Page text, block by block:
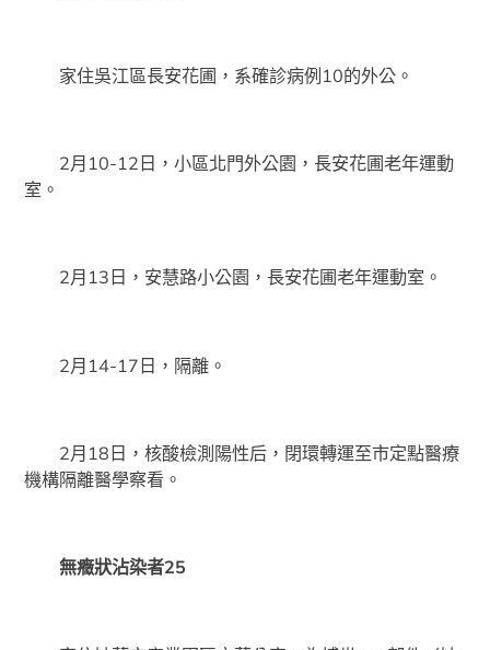
家住吳江區長安花圃，系確診病例10的外公。
2月10-12日，小區北門外公園，長安花圃老年運動
室。
2月13日，安慧路小公園，長安花圃老年運動室。
2月14-17日，隔離。
2月18日，核酸檢測陽性后，閉環轉運至市定點醫療
機構隔離醫學察看。
無癥狀沾染者25